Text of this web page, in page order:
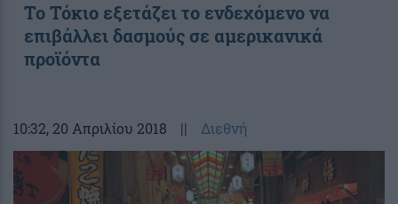
Το Τόκιο εξετάζει το ενδεχόμενο να
επιβάλλει δασμούς σε αμερικανικά
προϊόντα
10:32, 20 Απριλίου 2018 || Διεθνή